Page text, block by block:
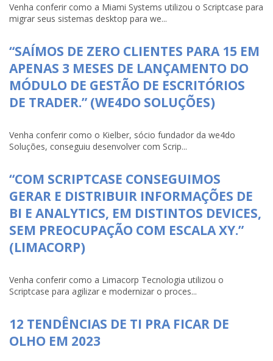
Venha conferir como a Miami Systems utilizou o Scriptcase para
migrar seus sistemas desktop para we...
“SAÍMOS DE ZERO CLIENTES PARA 15 EM
APENAS 3 MESES DE LANÇAMENTO DO
MÓDULO DE GESTÃO DE ESCRITÓRIOS
DE TRADER.” (WE4DO SOLUÇÕES)
Venha conferir como o Kielber, sócio fundador da we4do
Soluções, conseguiu desenvolver com Scrip...
“COM SCRIPTCASE CONSEGUIMOS
GERAR E DISTRIBUIR INFORMAÇÕES DE
BI E ANALYTICS, EM DISTINTOS DEVICES,
SEM PREOCUPAÇÃO COM ESCALA XY.”
(LIMACORP)
Venha conferir como a Limacorp Tecnologia utilizou o
Scriptcase para agilizar e modernizar o proces...
12 TENDÊNCIAS DE TI PRA FICAR DE
OLHO EM 2023